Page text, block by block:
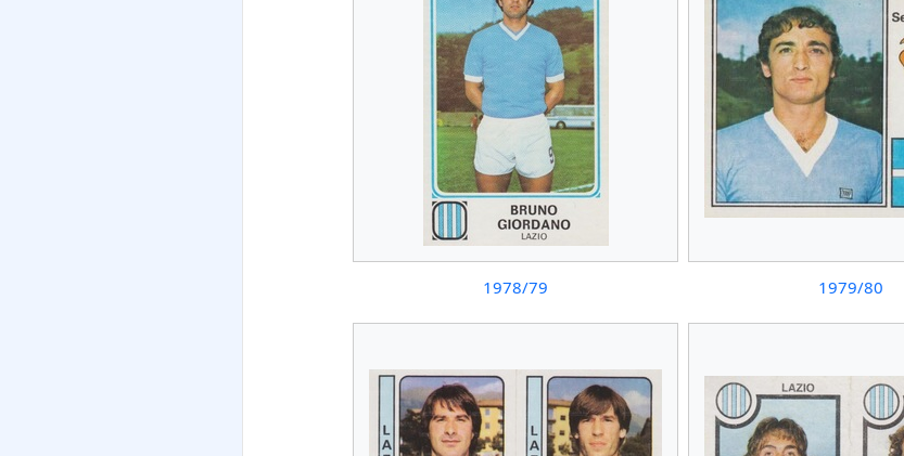
1978/79 1979/80